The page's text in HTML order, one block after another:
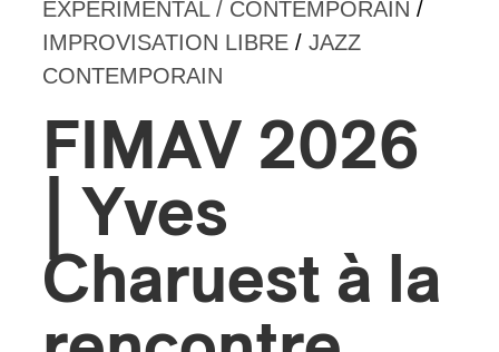
EXPÉRIMENTAL / CONTEMPORAIN /
IMPROVISATION LIBRE / JAZZ
CONTEMPORAIN
FIMAV 2026
| Yves
Charuest à la